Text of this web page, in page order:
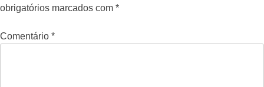
obrigatórios marcados com *
Comentário *